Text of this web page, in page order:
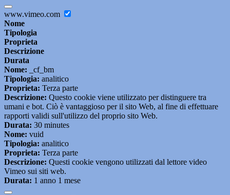
www.vimeo.com
Nome
Tipologia
Proprieta
Descrizione
Durata
Nome: _cf_bm
Tipologia: analitico
Proprieta: Terza parte
Descrizione: Questo cookie viene utilizzato per distinguere tra
umani e bot. Ciò è vantaggioso per il sito Web, al fine di effettuare
rapporti validi sull'utilizzo del proprio sito Web.
Durata: 30 minutes
Nome: vuid
Tipologia: analitico
Proprieta: Terza parte
Descrizione: Questi cookie vengono utilizzati dal lettore video
Vimeo sui siti web.
Durata: 1 anno 1 mese